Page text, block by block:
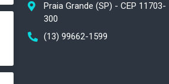
Praia Grande (SP) - CEP 11703-
300
(13) 99662-1599